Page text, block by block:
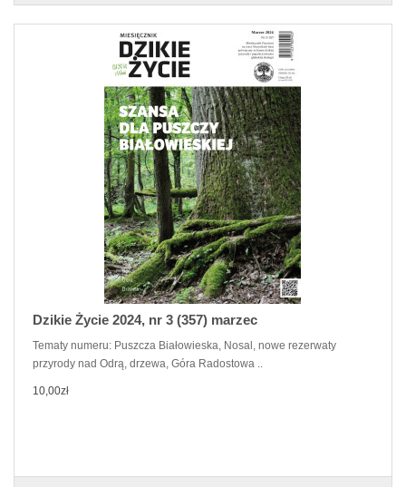
Dzikie Życie 2024, nr 3 (357) marzec
Tematy numeru: Puszcza Białowieska, Nosal, nowe rezerwaty
przyrody nad Odrą, drzewa, Góra Radostowa ..
10,00zł